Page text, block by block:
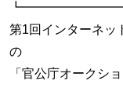
第1回インターネッ
の
「官公庁オークシ